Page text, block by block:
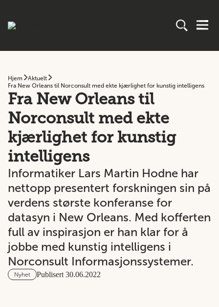
Hjem
Aktuelt
Fra New Orleans til Norconsult med ekte kjærlighet for kunstig intelligens
Fra New Orleans til
Norconsult med ekte
kjærlighet for kunstig
intelligens
Informatiker Lars Martin Hodne har
nettopp presentert forskningen sin på
verdens største konferanse for
datasyn i New Orleans. Med kofferten
full av inspirasjon er han klar for å
jobbe med kunstig intelligens i
Norconsult Informasjonssystemer.
Nyhet Publisert 30.06.2022